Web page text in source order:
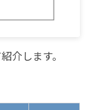
介します。